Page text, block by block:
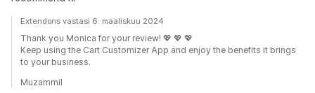
Extendons vastasi 6. maaliskuu 2024
Thank you Monica for your review! 💖 💖 💖
Keep using the Cart Customizer App and enjoy the benefits it brings
to your business.
Muzammil